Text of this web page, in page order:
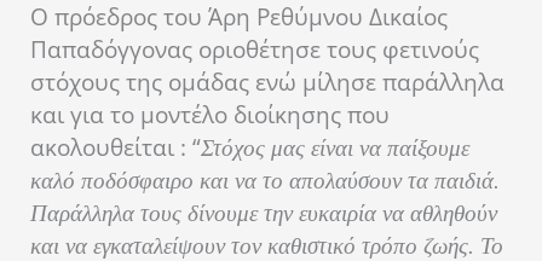
Ο πρόεδρος του Άρη Ρεθύμνου Δικαίος
Παπαδόγγονας οριοθέτησε τους φετινούς
στόχους της ομάδας ενώ μίλησε παράλληλα
και για το μοντέλο διοίκησης που
ακολουθείται : “Στόχος μας είναι να παίξουμε
καλό ποδόσφαιρο και να το απολαύσουν τα παιδιά.
Παράλληλα τους δίνουμε την ευκαιρία να αθληθούν
και να εγκαταλείψουν τον καθιστικό τρόπο ζωής. Το